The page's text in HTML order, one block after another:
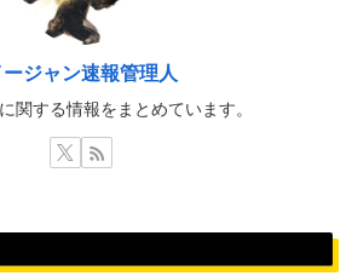
ージャン速報管理人
関する情報をまとめています。